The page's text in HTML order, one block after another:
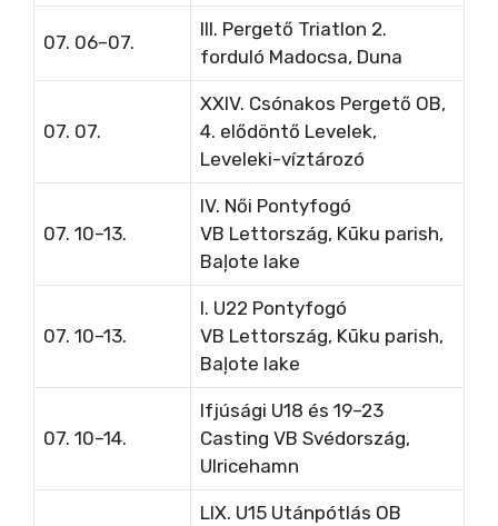
07. 06–07.
III. Pergető Triatlon 2.
forduló Madocsa, Duna
07. 07.
XXIV. Csónakos Pergető OB,
4. elődöntő Levelek,
Leveleki-víztározó
07. 10–13.
IV. Női Pontyfogó
VB Lettország, Kūku parish,
Baļote lake
07. 10–13.
I. U22 Pontyfogó
VB Lettország, Kūku parish,
Baļote lake
07. 10–14.
Ifjúsági U18 és 19–23
Casting VB Svédország,
Ulricehamn
LIX. U15 Utánpótlás OB